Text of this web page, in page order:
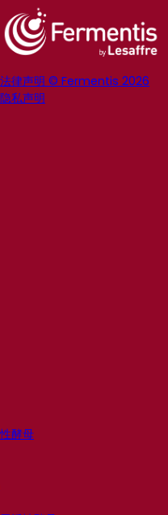
法律声明 © Fermentis 2026
隐私声明
酵母